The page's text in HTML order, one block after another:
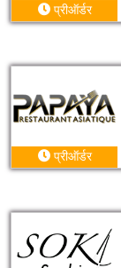
प्रीऑर्डर
प्रीऑर्डर